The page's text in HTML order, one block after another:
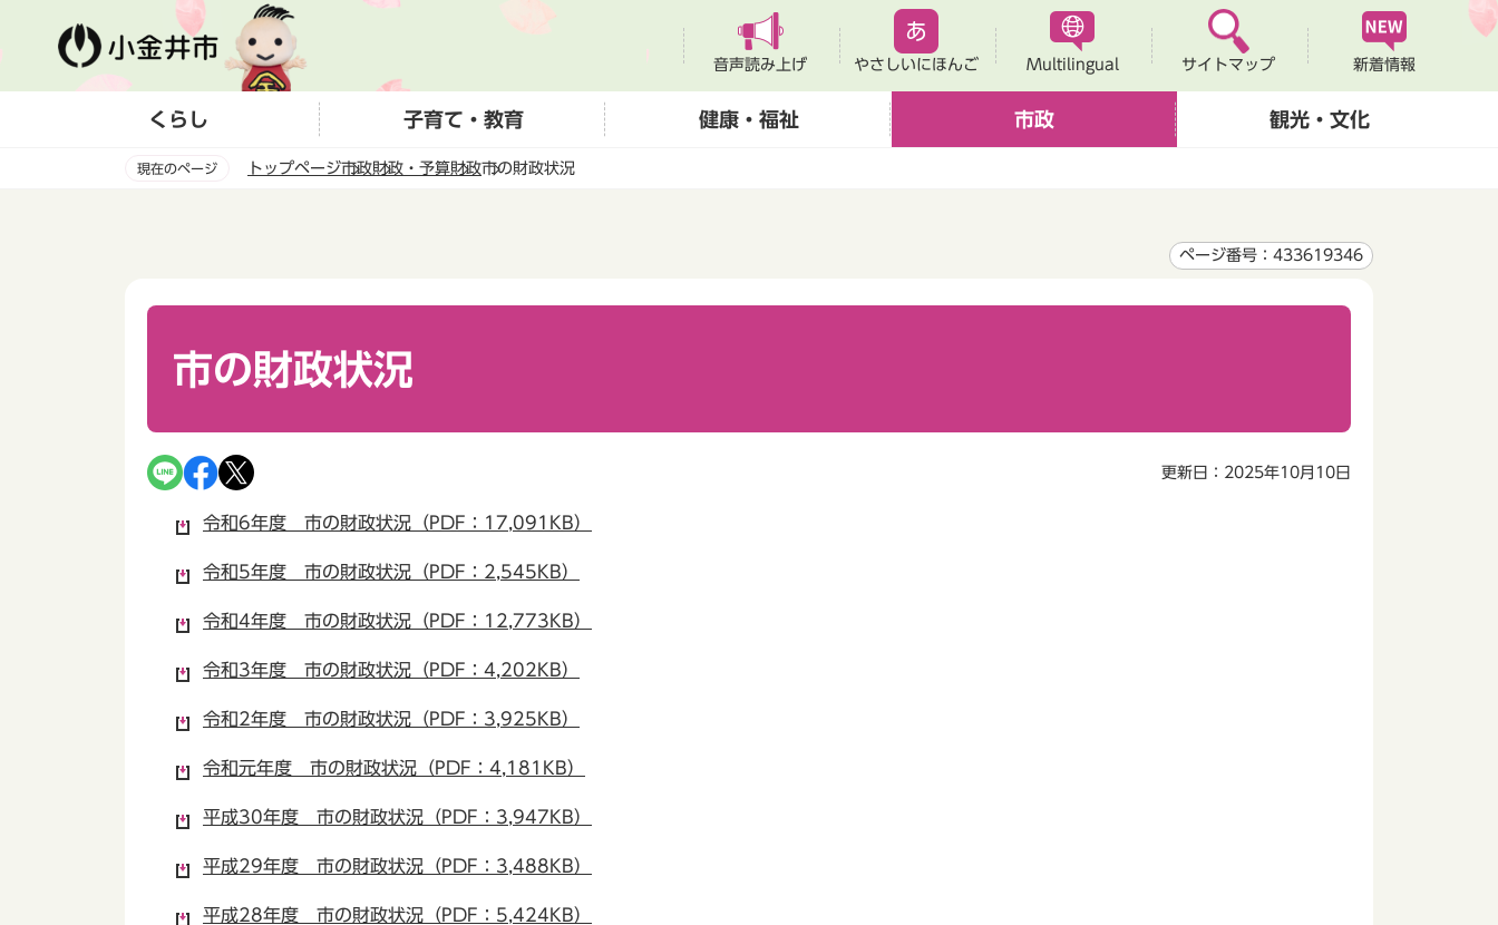
ー
音声読み上げ やさしいにほんご Multilingual サイトマップ 新着情報
くらし 子育て・教育 健康・福祉 市政 観光・文化
現在のページ トップページ市政財政・予算財政市の財政状況
ページ番号：433619346
市の財政状況
更新日：2025年10月10日
令和6年度 市の財政状況（PDF：17,091KB）
令和5年度 市の財政状況（PDF：2,545KB）
令和4年度 市の財政状況（PDF：12,773KB）
令和3年度 市の財政状況（PDF：4,202KB）
令和2年度 市の財政状況（PDF：3,925KB）
令和元年度 市の財政状況（PDF：4,181KB）
平成30年度 市の財政状況（PDF：3,947KB）
平成29年度 市の財政状況（PDF：3,488KB）
平成28年度 市の財政状況（PDF：5,424KB）